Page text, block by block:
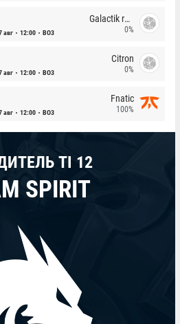
авг 12:00 BO3
Galactik rebels
0%
авг 12:00 BO3
Citron
0%
авг 12:00 BO3
Fnatic
100%
TI 12
SPIRIT